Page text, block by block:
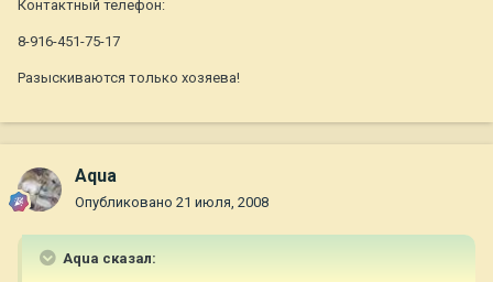
Контактный телефон:
8-916-451-75-17
Разыскиваются только хозяева!
Aqua
Опубликовано 21 июля, 2008
Aqua сказал: